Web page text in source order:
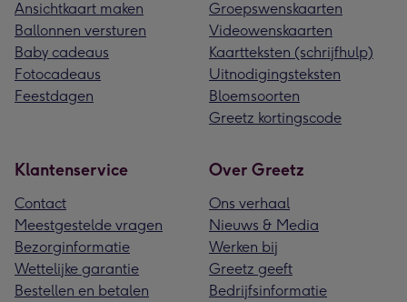
Ansichtkaart maken
Ballonnen versturen
Baby cadeaus
Fotocadeaus
Feestdagen
Groepswenskaarten
Videowenskaarten
Kaartteksten (schrijfhulp)
Uitnodigingsteksten
Bloemsoorten
Greetz kortingscode
Klantenservice
Contact
Meestgestelde vragen
Bezorginformatie
Wettelijke garantie
Bestellen en betalen
Over Greetz
Ons verhaal
Nieuws & Media
Werken bij
Greetz geeft
Bedrijfsinformatie